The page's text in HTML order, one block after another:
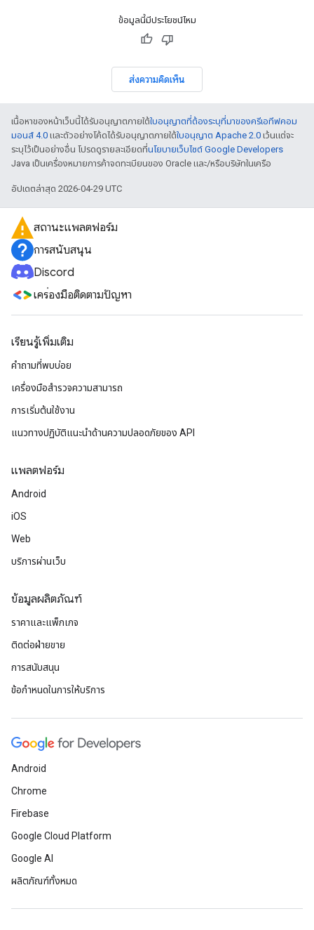
ข้อมูลนี้มีประโยชน์ไหม
ส่งความคิดเห็น
เนื้อหาของหน้าเว็บนี้ได้รับอนุญาตภายใต้ใบอนุญาตที่ต้องระบุที่มาของครีเอทีฟคอม
มอนส์ 4.0 และตัวอย่างโค้ดได้รับอนุญาตภายใต้ใบอนุญาต Apache 2.0 เว้นแต่จะ
ระบุไว้เป็นอย่างอื่น โปรดดูรายละเอียดที่นโยบายเว็บไซต์ Google Developers
Java เป็นเครื่องหมายการค้าจดทะเบียนของ Oracle และ/หรือบริษัทในเครือ
อัปเดตล่าสุด 2026-04-29 UTC
สถานะแพลตฟอร์ม
การสนับสนุน
Discord
เครื่องมือติดตามปัญหา
เรียนรู้เพิ่มเติม
คำถามที่พบบ่อย
เครื่องมือสำรวจความสามารถ
การเริ่มต้นใช้งาน
แนวทางปฏิบัติแนะนําด้านความปลอดภัยของ API
แพลตฟอร์ม
Android
iOS
Web
บริการผ่านเว็บ
ข้อมูลผลิตภัณฑ์
ราคาและแพ็กเกจ
ติดต่อฝ่ายขาย
การสนับสนุน
ข้อกำหนดในการให้บริการ
Android
Chrome
Firebase
Google Cloud Platform
Google AI
ผลิตภัณฑ์ทั้งหมด